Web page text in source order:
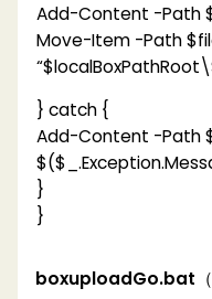
Add-Content -Path
Move-Item -Path
} catch {
Add-Content -Path
}
}
boxuploadGo.bat